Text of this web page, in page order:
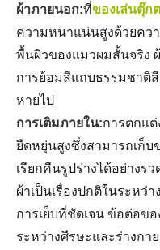
ผ้าภายนอก:ที่ของเล่นตุ๊ก
ความหนาแน่นสูงด้วยคว
พื้นผิวของแมวผมสั้นจริง
การย้อมสีแถบธรรมชาติ
หายไป
การเติมภายใน:การตกแต่
ยืดหยุ่นสูงซึ่งสามารถเก็
เรียกคืนรูปร่างได้อย่างร
ผ้าเป็นเรื่องปกติในระหว่
การเย็บที่ชัดเจน ข้อต่อข
ระหว่างศีรษะและร่างกา